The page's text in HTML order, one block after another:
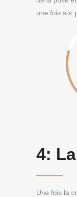
une fois sur
4:
Une fois la